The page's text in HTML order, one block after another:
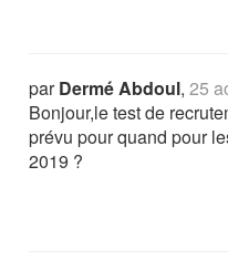
parDermé Abdoul,25
Bonjour,le test de
prévu pour quand pour
2019 ?